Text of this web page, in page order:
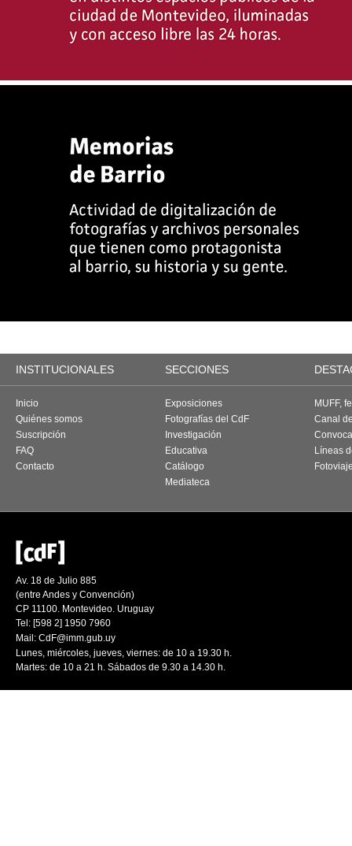
INSTITUCIONALES SECCIONES
Inicio
Quiénes somos
Suscripción
FAQ
Contacto
Exposiciones
Fotografías del CdF
Investigación
Educativa
Catálogo
Mediateca
MUFF,
Canal
Líneas
Av. 18 de Julio 885
(entre Andes y Convención)
CP 11100. Montevideo. Uruguay
Tel: [598 2] 1950 7960
Mail: CdF@imm.gub.uy
Lunes, miércoles, jueves, viernes: de 10 a 19.30 h.
Martes: de 10 a 21 h. Sábados de 9.30 a 14.30 h.